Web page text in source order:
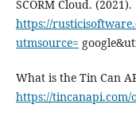
SCORM Cloud. (2021).
https://
utmsource=
What is the Tin Can
https://tincanapi.com/